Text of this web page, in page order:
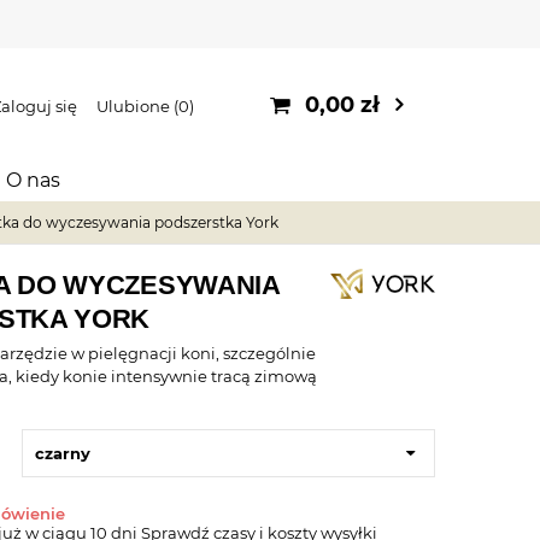
się Ulubione 0 0,00 zł
O nas
do wyczesywania podszerstka York
DO WYCZESYWANIA
YORK
w pielęgnacji koni, szczególnie
kiedy konie intensywnie tracą zimową
czarny
w ciągu 10 dni Sprawdź czasy i koszty wysyłki